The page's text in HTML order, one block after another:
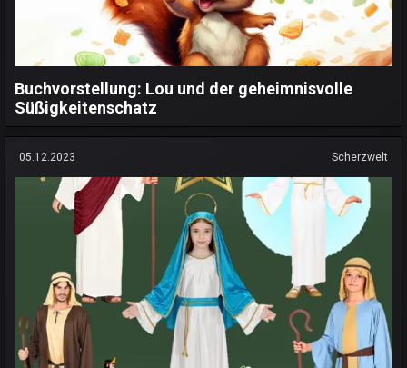
Buchvorstellung: Lou und der geheimnisvolle
Süßigkeitenschatz
05.12.2023 Scherzwelt